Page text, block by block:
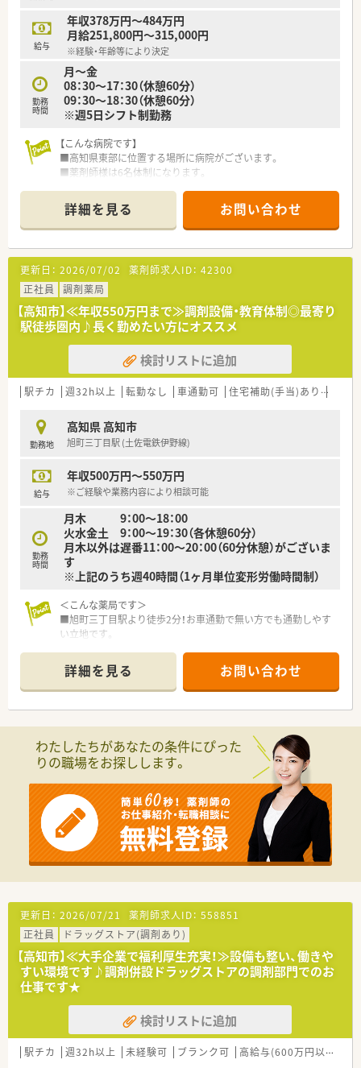
円の引越し費用補助制度がございます。
【法人特徴について】
■高知県内で地域に根差したクリニックの門前を中心に、複数の
店舗を展開しているグループ企業です。
■自治体と連携した栄養管理指導や健康フェアの開催など、地域
医療へ積極的に貢献しています。
■会社全体でフレイル（虚弱状態）予防にも力を入れており、地域
給与
年収378万円～484万円
月給251,800円～315,000円
※経験・年齢等により決定
勤務
時間
月～金
08：30～17：30（休憩60分）
09：30～18：30（休憩60分）
※週5日シフト制勤務
【こんな病院です】
■高知県東部に位置する場所に病院がございます。
■薬剤師様は6名体制になります。
【業務内容】科目や枚数
■泌尿器科, 透析,腎臓内科,糖尿病内科を受けております。
【研修制度】
■先輩社員よりOJT研修を実施頂きます。
【法人概要】
■1974年に透析医療や泌尿器疾患の診療所からスタートし、
1979年には増床に伴いクリニックから病院へ変更しておりま
す。
県東部からの透析通院患者様のために1980年に診療所開設、
2000年にクリニックを開設しております。
2011年に老人ホームを併設いたしました。
■病院運営の他、診療所1過少・クリニック1箇所・訪問看護ステ
ショートステーション1箇所を運営しております。
【こんな方におススメ】
■病院での勤務に興味がある方
などなどお問い合わせお待ちしております♪
詳細を見る お問い合わせ
更新日： 2026/07/02 薬剤師求人ID： 42300
正社員
調剤薬局
【高知市】≪年収550万円まで≫調剤設備・教育体制◎最寄り
駅徒歩圏内♪長く勤めたい方にオススメ
検討リストに追加
駅チカ 週32h以上 転勤なし 車通勤可 住宅補助(手当)あり
勤務地
高知県 高知市
旭町三丁目駅 (土佐電鉄伊野線)
給与
年収500万円～550万円
※ご経験や業務内容により相談可能
勤務
時間
月木 9：00～18：00
火水金土 9：00～19：30（各休憩60分）
月木以外は遅番11：00～20：00（60分休憩）がございま
す
※上記のうち週40時間（1ヶ月単位変形労働時間制）
＜こんな薬局です＞
■旭町三丁目駅より徒歩2分！お車通勤で無い方でも通勤しやす
い立地です。
っています。
■近隣の病院より心療内科メインで応需されています。
＜業務内容＞
＜研修制度＞
新人研修から月例の社内勉強会、店舗を飛び出しての研修など地
元薬局としては珍しいほど充実した研修制度を整えています。
＜法人特徴＞
■高知県で主要な総合病院から地域密着型病院まで対応したか
かりつけ薬局として複数店舗運営されています。
■薬剤師と管理栄養士が連携した健康サポートを行っていま
す。法人内の3店舗が厚生労働省基準適合の健康サポート薬局と
■薬局薬剤師はもちろん病院薬剤師、薬学博士、大学教授経験者
なども在籍しています。
＜こんな方にもオススメ＞
■薬剤師としてスキルアップを図りたい方
■長く勤められる地元企業をお探しの方
詳細を見る お問い合わせ
わたしたちがあなたの条件にぴった
りの職場をお探しします。
更新日： 2026/07/21 薬剤師求人ID： 558851
正社員
ドラッグストア(調剤あり)
【高知市】≪大手企業で福利厚生充実！≫設備も整い、働きや
すい環境です♪調剤併設ドラッグストアの調剤部門でのお
仕事です★
検討リストに追加
駅チカ 週32h以上 未経験可 ブランク可 高給与(600万円以上)